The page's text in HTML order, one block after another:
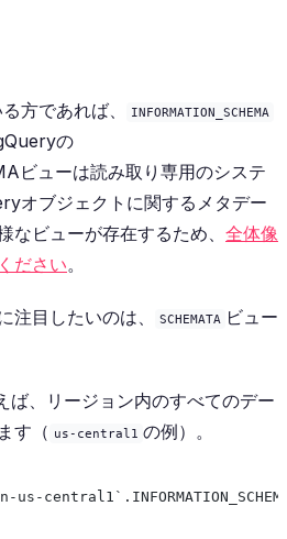
方であれば、 INFORMATION_SCHEMA
の
ビューは読み取り専用のシステ
オブジェクトに関するメタデー
なビューが存在するため、 全体像
ださい。
注目したいのは、 SCHEMATA ビュー
ば、リージョン内のすべてのデー
す（ us-central1 の例）。
us-